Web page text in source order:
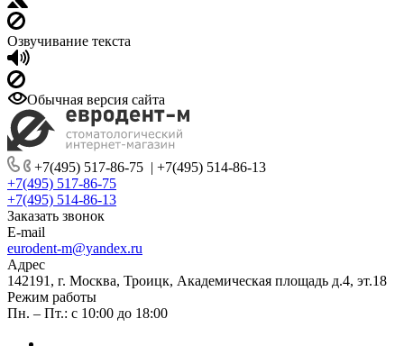
Озвучивание текста
Обычная версия сайта
+7(495) 517-86-75 | +7(495) 514-86-13
+7(495) 517-86-75
+7(495) 514-86-13
Заказать звонок
E-mail
eurodent-m@yandex.ru
Адрес
142191, г. Москва, Троицк, Академическая площадь д.4, эт.18
Режим работы
Пн. – Пт.: с 10:00 до 18:00